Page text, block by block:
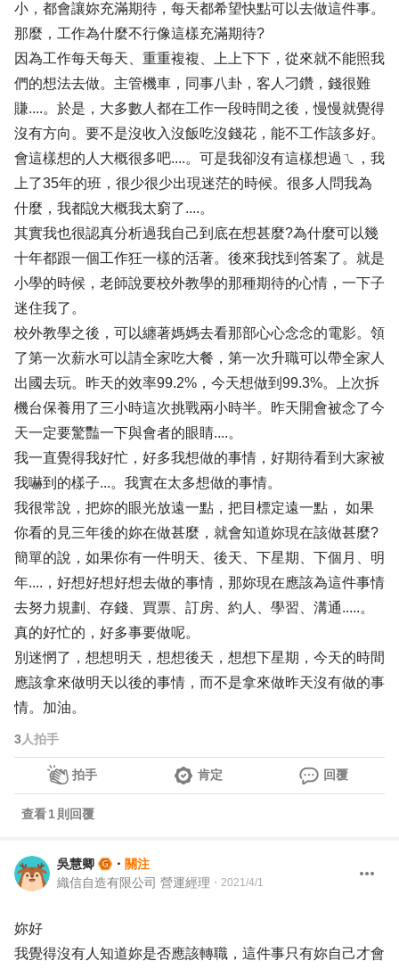
小，都會讓妳充滿期待，每天都希望快點可以去做這件事。
那麼，工作為什麼不行像這樣充滿期待?
因為工作每天每天、重重複複、上上下下，從來就不能照我
們的想法去做。主管機車，同事八卦，客人刁鑽，錢很難
賺....。於是，大多數人都在工作一段時間之後，慢慢就覺得
沒有方向。要不是沒收入沒飯吃沒錢花，能不工作該多好。
會這樣想的人大概很多吧....。可是我卻沒有這樣想過ㄟ，我
上了35年的班，很少很少出現迷茫的時候。很多人問我為
什麼，我都說大概我太窮了....。
其實我也很認真分析過我自己到底在想甚麼?為什麼可以幾
十年都跟一個工作狂一樣的活著。後來我找到答案了。就是
小學的時候，老師說要校外教學的那種期待的心情，一下子
迷住我了。
校外教學之後，可以纏著媽媽去看那部心心念念的電影。領
了第一次薪水可以請全家吃大餐，第一次升職可以帶全家人
出國去玩。昨天的效率99.2%，今天想做到99.3%。上次拆
機台保養用了三小時這次挑戰兩小時半。昨天開會被念了今
天一定要驚豔一下與會者的眼睛....。
我一直覺得我好忙，好多我想做的事情，好期待看到大家被
我嚇到的樣子...。我實在太多想做的事情。
我很常說，把妳的眼光放遠一點，把目標定遠一點， 如果
你看的見三年後的妳在做甚麼，就會知道妳現在該做甚麼?
簡單的說，如果你有一件明天、後天、下星期、下個月、明
年....，好想好想好想去做的事情，那妳現在應該為這件事情
去努力規劃、存錢、買票、訂房、約人、學習、溝通.....。
真的好忙的，好多事要做呢。
別迷惘了，想想明天，想想後天，想想下星期，今天的時間
應該拿來做明天以後的事情，而不是拿來做昨天沒有做的事
情。加油。
3人拍手
拍手 肯定 回覆
查看1 則回覆
吳慧卿 ・ 關注
織信自造有限公司 營運經理 ・ 2021/4/1
妳好
我覺得沒有人知道妳是否應該轉職，這件事只有妳自己才會